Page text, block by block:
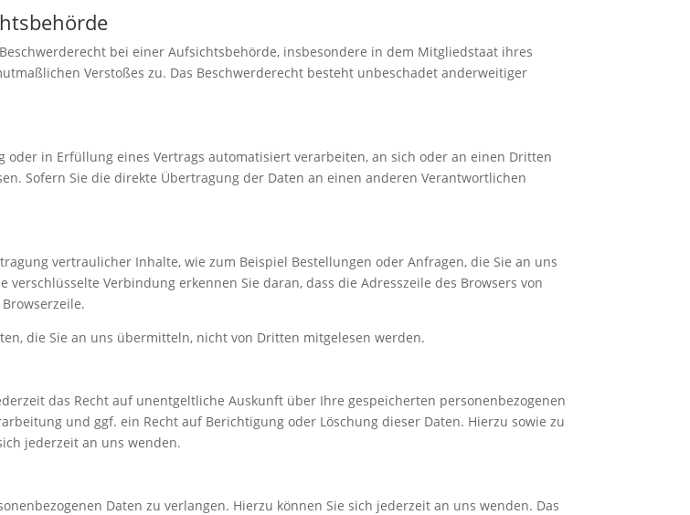
bei einer Aufsichtsbehörde, insbesondere in dem Mitgliedstaat ihres
Verstoßes zu. Das Beschwerderecht besteht unbeschadet anderweitiger
in Erfüllung eines Vertrags automatisiert verarbeiten, an sich oder an einen Dritten
Sofern Sie die direkte Übertragung der Daten an einen anderen Verantwortlichen
vertraulicher Inhalte, wie zum Beispiel Bestellungen oder Anfragen, die Sie an uns
verschlüsselte Verbindung erkennen Sie daran, dass die Adresszeile des Browsers von
die Sie an uns übermitteln, nicht von Dritten mitgelesen werden.
das Recht auf unentgeltliche Auskunft über Ihre gespeicherten personenbezogenen
und ggf. ein Recht auf Berichtigung oder Löschung dieser Daten. Hierzu sowie zu
jederzeit an uns wenden.
Daten zu verlangen. Hierzu können Sie sich jederzeit an uns wenden. Das